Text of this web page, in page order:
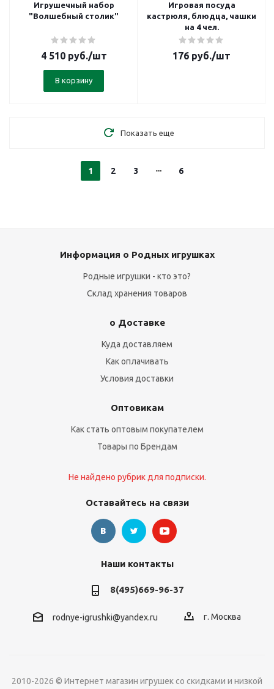
Игрушечный набор
"Волшебный столик"
4 510руб./шт
В корзину
Игровая посуда
кастрюля, блюдца, чашки
на 4 чел.
176 руб./шт
Показать еще
1 2 3 6
Информация о Родных игрушках
Родные игрушки - кто это?
Склад хранения товаров
о Доставке
Куда доставляем
Как оплачивать
Условия доставки
Оптовикам
Как стать оптовым покупателем
Товары по Брендам
Не найдено рубрик для подписки.
Оставайтесь на связи
Наши контакты
8(495)669-96-37
rodnye-igrushki@yandex.ru г. Москва
2010-2026 © Интернет магазин игрушек со скидками и низкой